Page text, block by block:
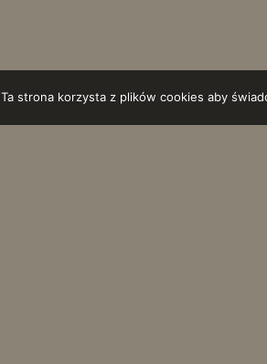
Ta strona korzysta z plików cookies aby